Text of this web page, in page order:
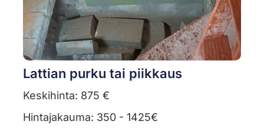
Lattian purku tai piikkaus
Keskihinta: 875 €
Hintajakauma: 350 - 1425€